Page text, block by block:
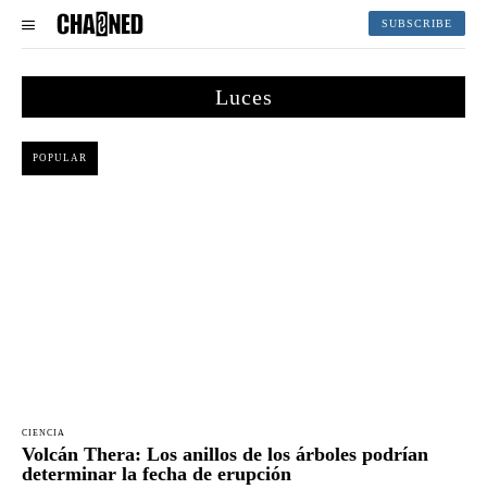
SUBSCRIBE
Luces
POPULAR
CIENCIA
Volcán Thera: Los anillos de los árboles podrían
determinar la fecha de erupción